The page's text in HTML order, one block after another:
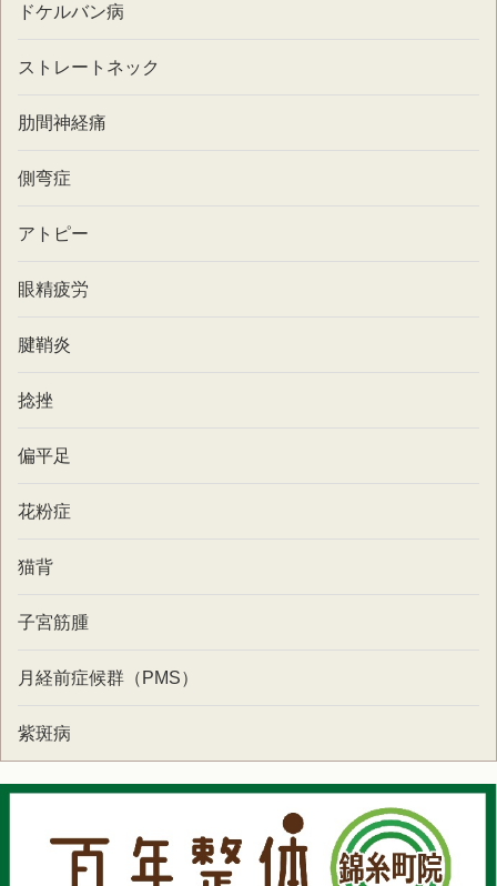
ドケルバン病
ストレートネック
肋間神経痛
側弯症
アトピー
眼精疲労
腱鞘炎
捻挫
偏平足
花粉症
猫背
子宮筋腫
月経前症候群（PMS）
紫斑病